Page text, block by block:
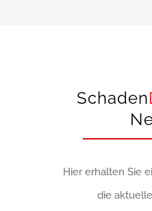
Schaden
Hier erhalten Sie
die